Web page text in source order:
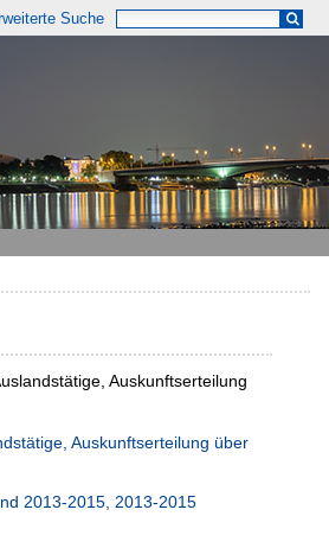
Suche
Auskunftserteilung
Auskunftserteilung über
2013-2015, 2013-2015